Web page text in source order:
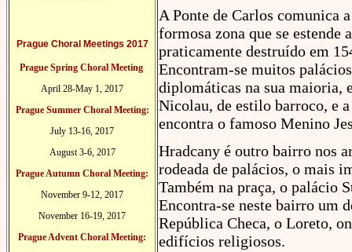
Prague Choral Meetings 2017
Prague Spring Choral Meeting
April 28-May 1, 2017
Prague Summer Choral Meeting:
July 13-16, 2017
August 3-6, 2017
Prague Autumn Choral Meeting:
November 9-12, 2017
November 16-19, 2017
Prague Advent Choral Meeting:
A Ponte de Carlos comunica
formosa zona que se estende
praticamente destruído em
Encontram-se muitos
diplomáticas na sua maioria,
Nicolau, de estilo barroco, e
encontra o famoso Menino
Hradcany é outro bairro nos
rodeada de palácios, o mais
Também na praça, o palácio
Encontra-se neste bairro um
República Checa, o Loreto,
edifícios religiosos.